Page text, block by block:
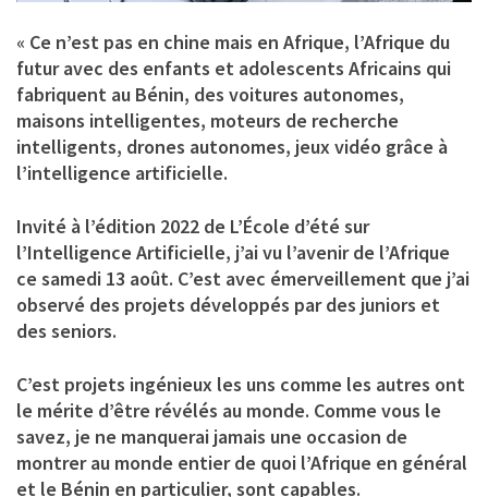
« Ce n’est pas en chine mais en Afrique, l’Afrique du
futur avec des enfants et adolescents Africains qui
fabriquent au Bénin, des voitures autonomes,
maisons intelligentes, moteurs de recherche
intelligents, drones autonomes, jeux vidéo grâce à
l’intelligence artificielle.
Invité à l’édition 2022 de L’École d’été sur
l’Intelligence Artificielle, j’ai vu l’avenir de l’Afrique
ce samedi 13 août. C’est avec émerveillement que j’ai
observé des projets développés par des juniors et
des seniors.
C’est projets ingénieux les uns comme les autres ont
le mérite d’être révélés au monde. Comme vous le
savez, je ne manquerai jamais une occasion de
montrer au monde entier de quoi l’Afrique en général
et le Bénin en particulier, sont capables.